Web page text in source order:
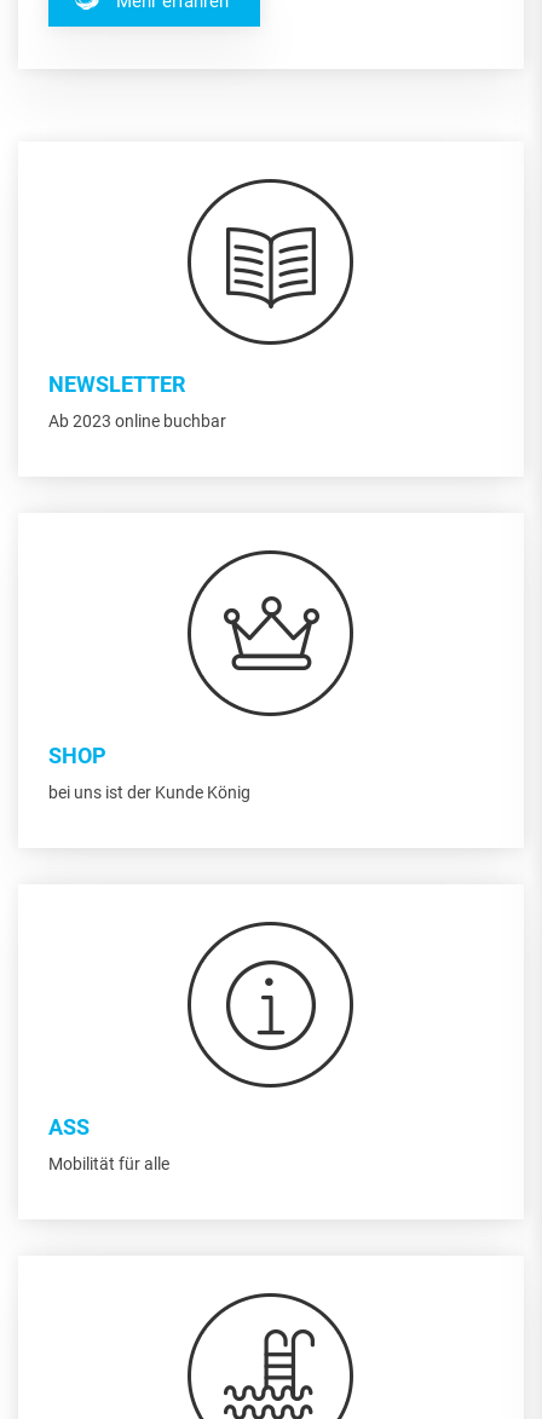
NEWSLETTER
Ab 2023 online buchbar
SHOP
bei uns ist der Kunde König
ASS
Mobilität für alle